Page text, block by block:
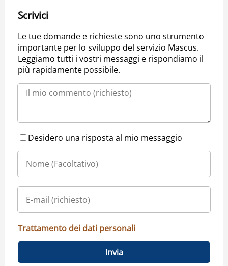
Scrivici
Le tue domande e richieste sono uno strumento
importante per lo sviluppo del servizio Mascus.
Leggiamo tutti i vostri messaggi e rispondiamo il
più rapidamente possibile.
Desidero una risposta al mio messaggio
Trattamento dei dati personali
Invia